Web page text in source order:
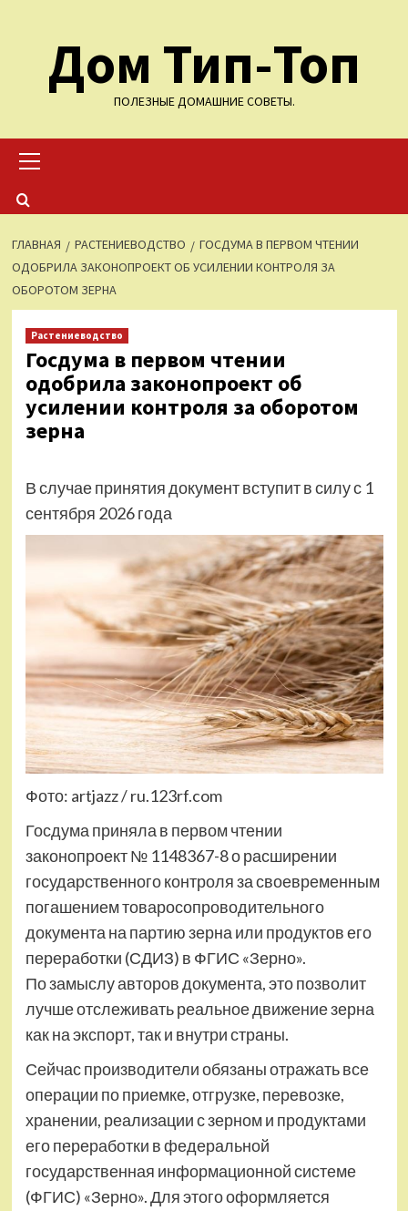
содержимомуДом Тип-Топ
ПОЛЕЗНЫЕ ДОМАШНИЕ СОВЕТЫ.
меню
ГЛАВНАЯ РАСТЕНИЕВОДСТВО
ГОСДУМА В ПЕРВОМ ЧТЕНИИ
ОДОБРИЛА ЗАКОНОПРОЕКТ ОБ УСИЛЕНИИ КОНТРОЛЯ ЗА
ОБОРОТОМ ЗЕРНА
Растениеводство
Госдума в первом чтении
одобрила законопроект об
усилении контроля за оборотом
зерна
В случае принятия документ вступит в силу с 1
сентября 2026 года
Фото: artjazz / ru.123rf.com
Госдума приняла в первом чтении
законопроект № 1148367-8 о расширении
государственного контроля за своевременным
погашением товаросопроводительного
документа на партию зерна или продуктов его
переработки (СДИЗ) в ФГИС «Зерно».
По замыслу авторов документа, это позволит
лучше отслеживать реальное движение зерна
как на экспорт, так и внутри страны.
Сейчас производители обязаны отражать все
операции по приемке, отгрузке, перевозке,
хранении, реализации с зерном и продуктами
его переработки в федеральной
государственная информационной системе
(ФГИС) «Зерно». Для этого оформляется